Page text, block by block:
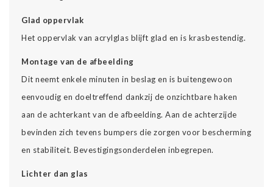
Glad oppervlak
Het oppervlak van acrylglas blijft glad en is krasbestendig.
Montage van de afbeelding
Dit neemt enkele minuten in beslag en is buitengewoon
eenvoudig en doeltreffend dankzij de onzichtbare haken
aan de achterkant van de afbeelding. Aan de achterzijde
bevinden zich tevens bumpers die zorgen voor bescherming
en stabiliteit. Bevestigingsonderdelen inbegrepen.
Lichter dan glas